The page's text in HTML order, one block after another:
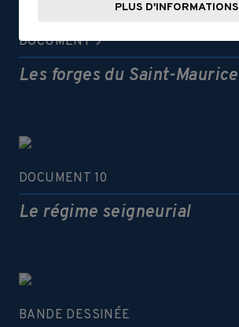
DOCUMENT 9
Les forges du Saint-Maurice
DOCUMENT 10
Le régime seigneurial
BANDE DESSINÉE
PLUS D'INFORMATIONS